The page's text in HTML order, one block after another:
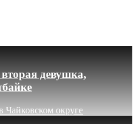
девушка,
Чайковском округе